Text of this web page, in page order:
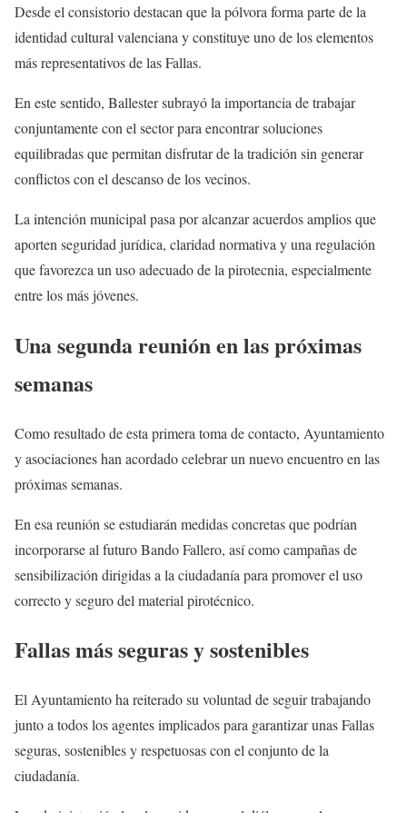
Desde el consistorio destacan que la pólvora forma parte de la
identidad cultural valenciana y constituye uno de los elementos
más representativos de las Fallas.
En este sentido, Ballester subrayó la importancia de trabajar
conjuntamente con el sector para encontrar soluciones
equilibradas que permitan disfrutar de la tradición sin generar
conflictos con el descanso de los vecinos.
La intención municipal pasa por alcanzar acuerdos amplios que
aporten seguridad jurídica, claridad normativa y una regulación
que favorezca un uso adecuado de la pirotecnia, especialmente
entre los más jóvenes.
Una segunda reunión en las próximas
semanas
Como resultado de esta primera toma de contacto, Ayuntamiento
y asociaciones han acordado celebrar un nuevo encuentro en las
próximas semanas.
En esa reunión se estudiarán medidas concretas que podrían
incorporarse al futuro Bando Fallero, así como campañas de
sensibilización dirigidas a la ciudadanía para promover el uso
correcto y seguro del material pirotécnico.
Fallas más seguras y sostenibles
El Ayuntamiento ha reiterado su voluntad de seguir trabajando
junto a todos los agentes implicados para garantizar unas Fallas
seguras, sostenibles y respetuosas con el conjunto de la
ciudadanía.